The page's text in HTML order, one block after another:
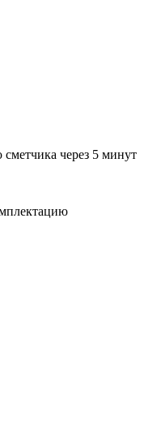
через 5 минут